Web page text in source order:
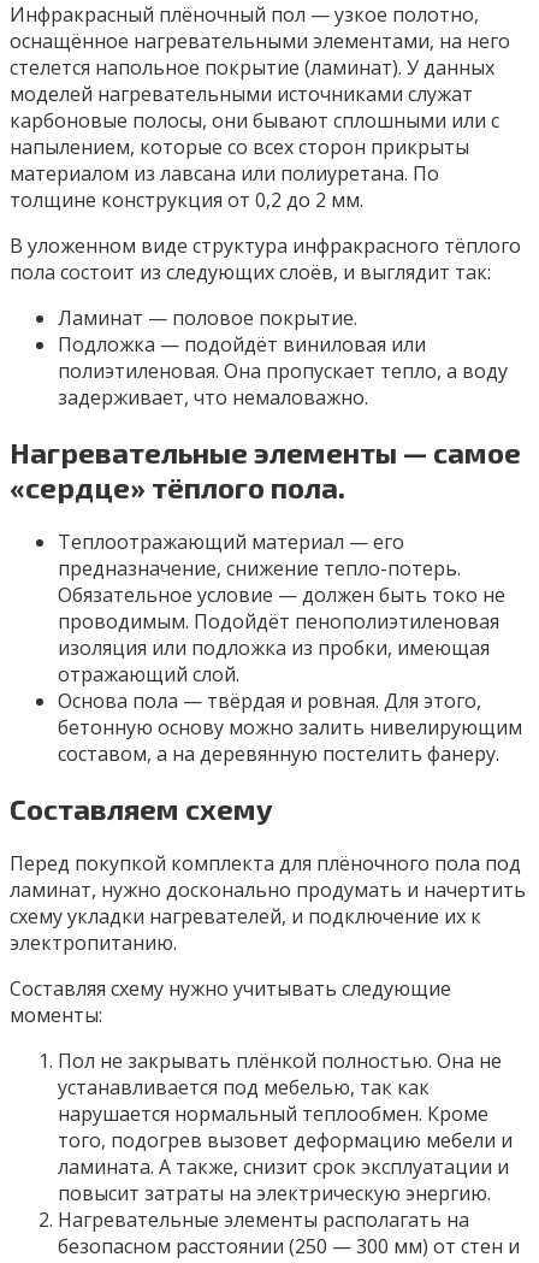
Инфракрасный плёночный пол — узкое полотно,
оснащённое нагревательными элементами, на него
стелется напольное покрытие (ламинат). У данных
моделей нагревательными источниками служат
карбоновые полосы, они бывают сплошными или с
напылением, которые со всех сторон прикрыты
материалом из лавсана или полиуретана. По
толщине конструкция от 0,2 до 2 мм.
В уложенном виде структура инфракрасного тёплого
пола состоит из следующих слоёв, и выглядит так:
Ламинат — половое покрытие.
Подложка — подойдёт виниловая или
полиэтиленовая. Она пропускает тепло, а воду
задерживает, что немаловажно.
Нагревательные элементы — самое
«сердце» тёплого пола.
Теплоотражающий материал — его
предназначение, снижение тепло-потерь.
Обязательное условие — должен быть токо не
проводимым. Подойдёт пенополиэтиленовая
изоляция или подложка из пробки, имеющая
отражающий слой.
Основа пола — твёрдая и ровная. Для этого,
бетонную основу можно залить нивелирующим
составом, а на деревянную постелить фанеру.
Составляем схему
Перед покупкой комплекта для плёночного пола под
ламинат, нужно досконально продумать и начертить
схему укладки нагревателей, и подключение их к
электропитанию.
Составляя схему нужно учитывать следующие
моменты:
Пол не закрывать плёнкой полностью. Она не
устанавливается под мебелью, так как
нарушается нормальный теплообмен. Кроме
того, подогрев вызовет деформацию мебели и
ламината. А также, снизит срок эксплуатации и
повысит затраты на электрическую энергию.
Нагревательные элементы располагать на
безопасном расстоянии (250 — 300 мм) от стен и